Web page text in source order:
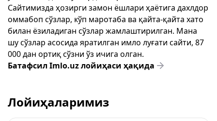
Сайтимизда ҳозирги замон ёшлари ҳаётига дахлдор
оммабоп сўзлар, кўп маротаба ва қайта-қайта хато
билан ёзиладиган сўзлар жамлаштирилган. Мана
шу сўзлар асосида яратилган имло луғати сайти, 87
000 дан ортиқ сўзни ўз ичига олган.
Батафсил Imlo.uz лойиҳаси ҳақида
Лойиҳаларимиз